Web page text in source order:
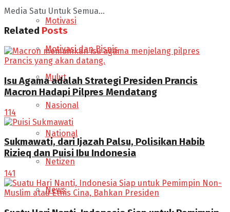
Motivasi
Motivasi dan Bisnis
Mulut
Nasional
National
Netizen
News
Media Satu Untuk Semua...
Related Posts
Isu Agama adalah Strategi Presiden Prancis
Macron Hadapi Pilpres Mendatang
114
Sukmawati, dari Ijazah Palsu, Polisikan Habib
Rizieq dan Puisi Ibu Indonesia
141